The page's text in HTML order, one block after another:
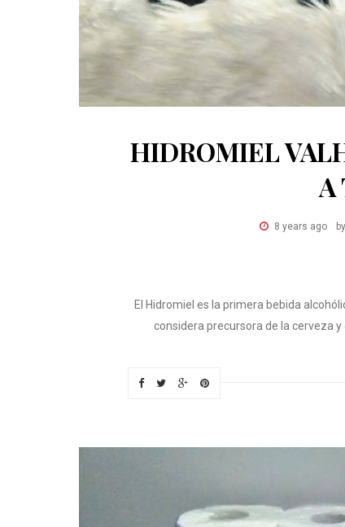
HIDROMIEL
A
8 years ago
El Hidromiel es la primera bebida
considera precursora de la cerveza y